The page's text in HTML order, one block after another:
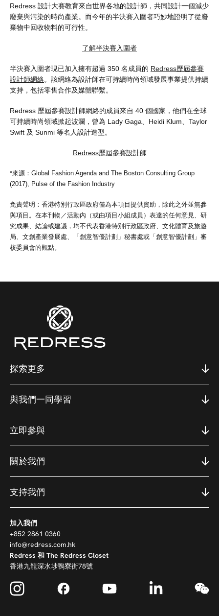
Redress 設計大賽教育來自世界各地的設計師，共同設計一個減少
廢棄與污染的時尚產業。而今年的半決賽入圍者巧妙地證明了從廢
棄物中回收物料的可行性。
了解半決賽入圍者
半決賽入圍者現已加入擁有超過 350 名成員的 Redress歷屆參賽
設計師網絡。該網絡為設計師在可持續時尚領域發展事業提供持續
支持，包括零售合作及媒體聯繫。
Redress 歷屆參賽設計師網絡的成員來自 40 個國家，他們在全球
可持續時尚領域掀起波瀾，曾為 Lady Gaga、Heidi Klum、Taylor
Swift 及 Sunmi 等名人設計造型。
Redress歷屆參賽設計師
*來源：Global Fashion Agenda and The Boston Consulting Group
(2017), Pulse of the Fashion Industry
免責聲明：香港特別行政區政府僅為本項目提供資助，除此之外並無參
與項目。在本刊物／活動內（或由項目小組成員）表達的任何意見、研
究成果、結論或建議，均不代表香港特別行政區政府、文化體育及旅遊
局、文創產業發展處、「創意智優計劃」秘書處或「創意智優計劃」審
核委員會的觀點。
探索更多
與我們一同學習
立即參與
關於我們
支持我們
加入我們
+852 2861 0360
info@redress.com.hk
Redress 和 The Redress Closet
香港九龍深水埗鴨寮街78號